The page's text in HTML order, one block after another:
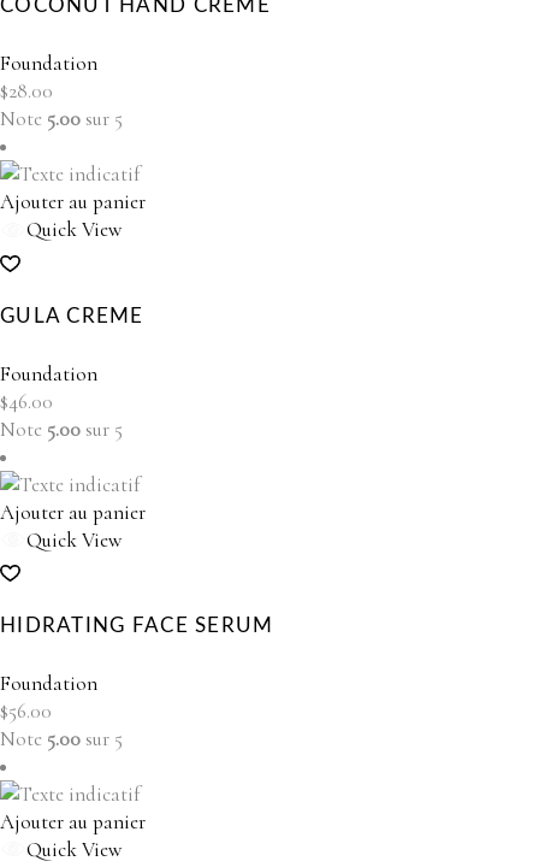
COCONUT HAND CREME
Foundation
$28.00
Note 5.00 sur 5
Ajouter au panier
Quick View
GULA CREME
Foundation
$46.00
Note 5.00 sur 5
Ajouter au panier
Quick View
HIDRATING FACE SERUM
Foundation
$56.00
Note 5.00 sur 5
Ajouter au panier
Quick View